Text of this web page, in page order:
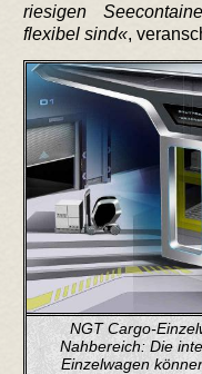
riesigen
flexibel sind ,
NGT Cargo-
Nahbereich: Die
Einzelwagen